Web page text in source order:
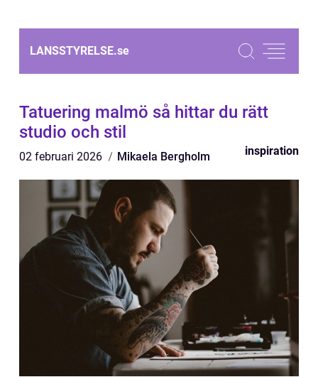
LANSSTYRELSE.se
Tatuering malmö så hittar du rätt
studio och stil
02 februari 2026 Mikaela Bergholm inspiration